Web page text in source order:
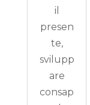
il
presen
te,
svilupp
are
consap